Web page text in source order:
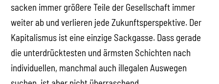
sacken immer größere Teile der Gesellschaft immer
weiter ab und verlieren jede Zukunftsperspektive. Der
Kapitalismus ist eine einzige Sackgasse. Dass gerade
die unterdrücktesten und ärmsten Schichten nach
individuellen, manchmal auch illegalen Auswegen